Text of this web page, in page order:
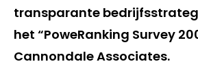
transparante
het “PoweRanking Survey
Cannondale Associates.